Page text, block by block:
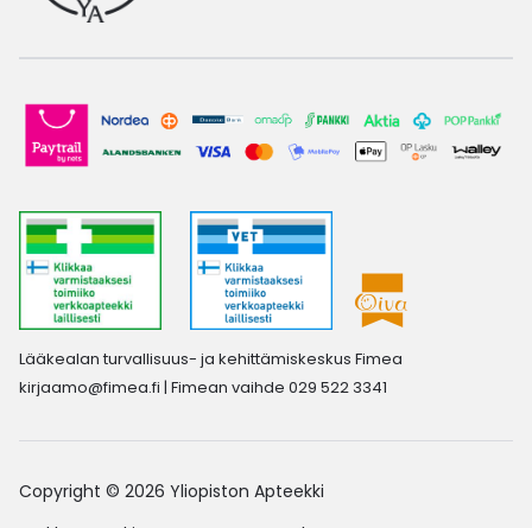
Lääkealan turvallisuus- ja kehittämiskeskus Fimea
kirjaamo@fimea.fi | Fimean vaihde 029 522 3341
Copyright © 2026 Yliopiston Apteekki